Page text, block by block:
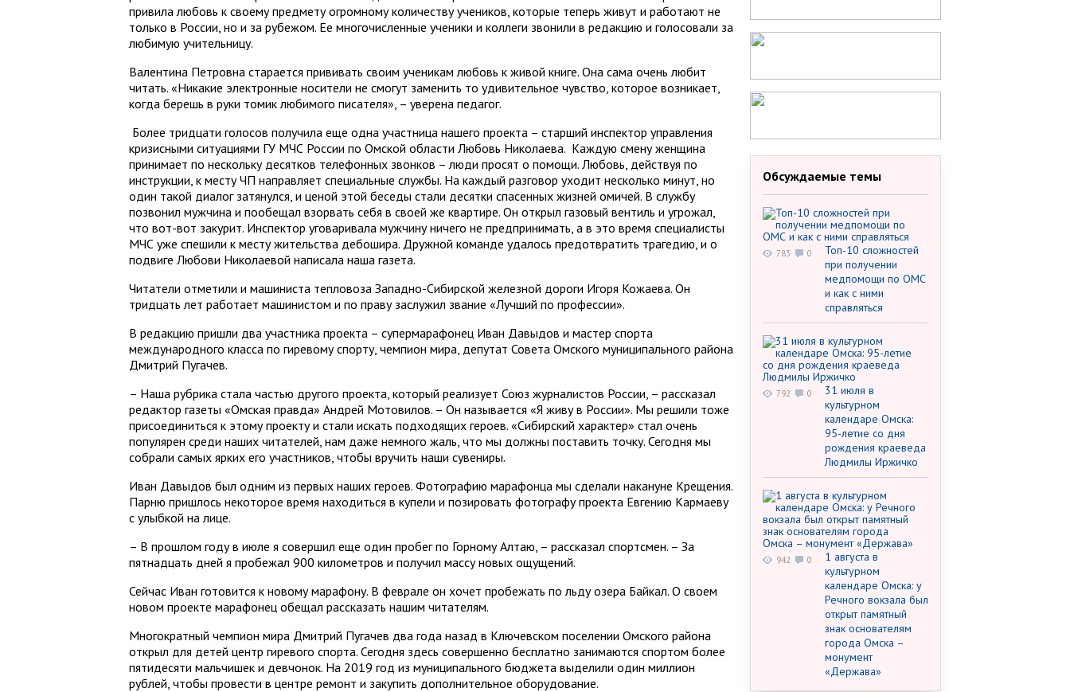
привила любовь к своему предмету огромному количеству учеников, которые теперь живут и работают не
только в России, но и за рубежом. Ее многочисленные ученики и коллеги звонили в редакцию и голосовали за
любимую учительницу.
Валентина Петровна старается прививать своим ученикам любовь к живой книге. Она сама очень любит
читать. «Никакие электронные носители не смогут заменить то удивительное чувство, которое возникает,
когда берешь в руки томик любимого писателя», – уверена педагог.
Более тридцати голосов получила еще одна участница нашего проекта – старший инспектор управления
кризисными ситуациями ГУ МЧС России по Омской области Любовь Николаева. Каждую смену женщина
принимает по нескольку десятков телефонных звонков – люди просят о помощи. Любовь, действуя по
инструкции, к месту ЧП направляет специальные службы. На каждый разговор уходит несколько минут, но
один такой диалог затянулся, и ценой этой беседы стали десятки спасенных жизней омичей. В службу
позвонил мужчина и пообещал взорвать себя в своей же квартире. Он открыл газовый вентиль и угрожал,
что вот-вот закурит. Инспектор уговаривала мужчину ничего не предпринимать, а в это время специалисты
МЧС уже спешили к месту жительства дебошира. Дружной команде удалось предотвратить трагедию, и о
подвиге Любови Николаевой написала наша газета.
Читатели отметили и машиниста тепловоза Западно-Сибирской железной дороги Игоря Кожаева. Он
тридцать лет работает машинистом и по праву заслужил звание «Лучший по профессии».
В редакцию пришли два участника проекта – супермарафонец Иван Давыдов и мастер спорта
международного класса по гиревому спорту, чемпион мира, депутат Совета Омского муниципального района
Дмитрий Пугачев.
– Наша рубрика стала частью другого проекта, который реализует Союз журналистов России, – рассказал
редактор газеты «Омская правда» Андрей Мотовилов. – Он называется «Я живу в России». Мы решили тоже
присоединиться к этому проекту и стали искать подходящих героев. «Сибирский характер» стал очень
популярен среди наших читателей, нам даже немного жаль, что мы должны поставить точку. Сегодня мы
собрали самых ярких его участников, чтобы вручить наши сувениры.
Иван Давыдов был одним из первых наших героев. Фотографию марафонца мы сделали накануне Крещения.
Парню пришлось некоторое время находиться в купели и позировать фотографу проекта Евгению Кармаеву
с улыбкой на лице.
– В прошлом году в июле я совершил еще один пробег по Горному Алтаю, – рассказал спортсмен. – За
пятнадцать дней я пробежал 900 километров и получил массу новых ощущений.
Сейчас Иван готовится к новому марафону. В феврале он хочет пробежать по льду озера Байкал. О своем
новом проекте марафонец обещал рассказать нашим читателям.
Многократный чемпион мира Дмитрий Пугачев два года назад в Ключевском поселении Омского района
открыл для детей центр гиревого спорта. Сегодня здесь совершенно бесплатно занимаются спортом более
пятидесяти мальчишек и девчонок. На 2019 год из муниципального бюджета выделили один миллион
рублей, чтобы провести в центре ремонт и закупить дополнительное оборудование.
Обсуждаемые темы
Топ-10 сложностей
при получении
медпомощи по ОМС
и как с ними
справляться
783 0
31 июля в
культурном
календаре Омска:
95-летие со дня
рождения краеведа
Людмилы Иржичко
792 0
1 августа в
культурном
календаре Омска: у
Речного вокзала был
открыт памятный
знак основателям
города Омска –
монумент
«Держава»
942 0